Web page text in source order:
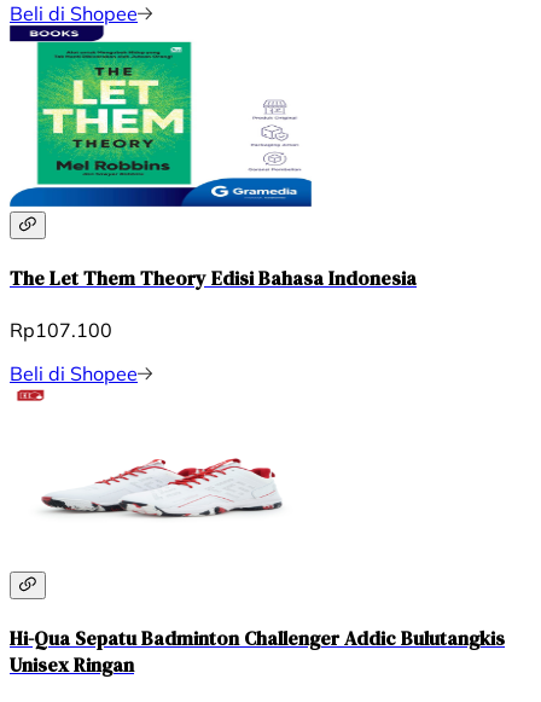
Beli di Shopee
The Let Them Theory Edisi Bahasa Indonesia
Rp107.100
Beli di Shopee
Hi-Qua Sepatu Badminton Challenger Addic Bulutangkis
Unisex Ringan